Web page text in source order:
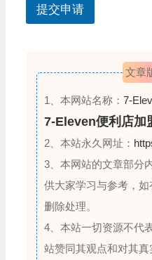
e
e
提交申请
文章
1、本网站名称： 7-
7-Eleven便利店加
2、本站永久网址：
3、本网站的文章部分
供大家学习与参考，
删除处理。
4、本站一切资源不代
站赞同其观点和对其真